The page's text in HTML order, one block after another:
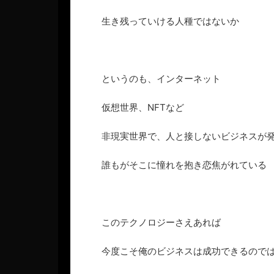
生き残っていける人種ではないか
というのも、インターネット
仮想世界、NFTなど
非現実世界で、人と接しないビジネスが
誰もがそこに憧れを抱き恋焦がれている
このテクノロジーさえあれば
今度こそ俺のビジネスは成功できるので